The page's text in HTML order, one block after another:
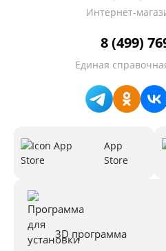
Интернет-
8 (499)
Единая
App
Store
3D программа